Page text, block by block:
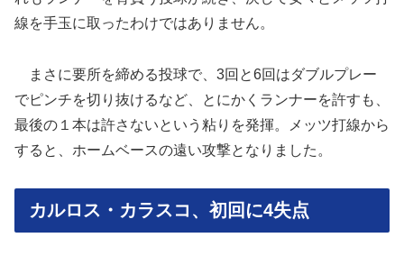
線を手玉に取ったわけではありません。
まさに要所を締める投球で、3回と6回はダブルプレー
でピンチを切り抜けるなど、とにかくランナーを許すも、
最後の１本は許さないという粘りを発揮。メッツ打線から
すると、ホームベースの遠い攻撃となりました。
カルロス・カラスコ、初回に4失点